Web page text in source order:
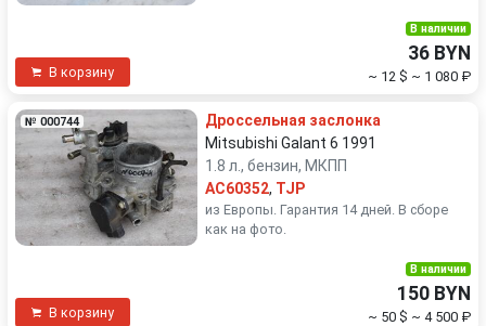
В корзину
В наличии
36 BYN
~ 12 $ ~ 1 080 ₽
№ 000744
Дроссельная заслонка
Mitsubishi Galant 6 1991
1.8 л., бензин, МКПП
AC60352, TJP
из Европы. Гарантия 14 дней. В сборе
как на фото.
В корзину
В наличии
150 BYN
~ 50 $ ~ 4 500 ₽